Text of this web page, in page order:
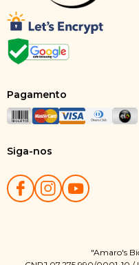
Pagamento
Siga-nos
"Amaro's